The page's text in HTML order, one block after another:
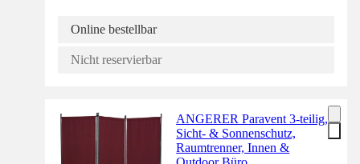
Online bestellbar
Nicht reservierbar
ANGERER Paravent 3-teilig,
Sicht- & Sonnenschutz,
Raumtrenner, Innen &